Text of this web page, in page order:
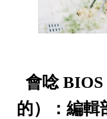
會唸
的）：編輯